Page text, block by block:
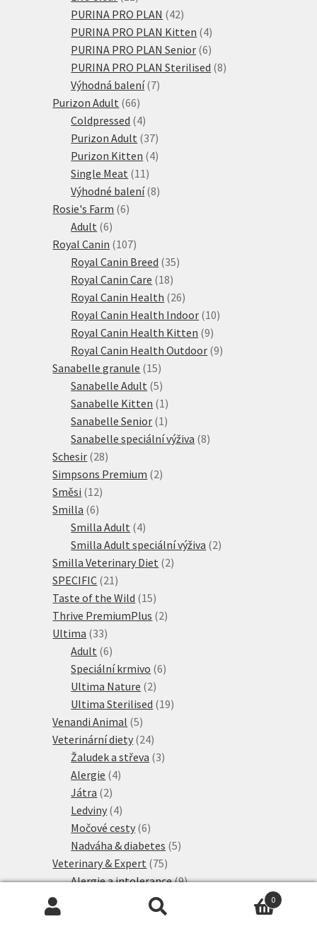
produktů
PURINA PRO PLAN 4242
produktů
PURINA PRO PLAN Kitten 44
produkty
PURINA PRO PLAN Senior 66
produktů
PURINA PRO PLAN Sterilised 88
Výhodná balení 77
Purizon Adult 6666
produktů
Coldpressed 44
produkty
Purizon Adult 3737
produktů
Purizon Kitten 44
Single Meat 11 11
produktů
Výhodné balení 88
Rosie's Farm 66
Adult 66
produktů
Royal Canin 107107
produktů
Royal Canin Breed 3535
Royal Canin Care 1818
produktů
Royal Canin Health 2626
produktů
Royal Canin Health Indoor 1010
Royal Canin Health Kitten 99
produktů
Royal Canin Health Outdoor 99
Sanabelle granule 1515
produktů
Sanabelle Adult 55
produktů
Sanabelle Kitten 1 1
produkt
Sanabelle Senior 1 1
produkt
Sanabelle speciální výživa 88
Schesir 2828
produktů
Simpsons Premium 22
Směsi 1212
Smilla 66
produktů
Smilla Adult 44
produkty
Smilla Adult speciální výživa 22
Smilla Veterinary Diet 22
SPECIFIC 21 21
produktů
Taste of the Wild 1515
produktů
Thrive PremiumPlus 22
Ultima 3333
produktů
Adult 66
produktů
Speciální krmivo 66
Ultima Nature 22
produkty
Ultima Sterilised 1919
Venandi Animal 55
produktů
Veterinární diety 2424
produktů
Žaludek a střeva 33
Alergie 44
Játra 22
produkty
Ledviny 44
produkty
Močové cesty 66
produktů
Nadváha & diabetes 55
Veterinary & Expert 7575
produktů
Alergie a intolerance 99
produkty
0